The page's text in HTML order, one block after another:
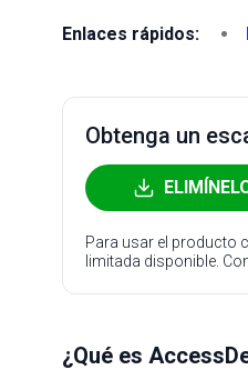
Enlaces rápidos:
Obtenga un
Para usar el producto
limitada disponible.
¿Qué es